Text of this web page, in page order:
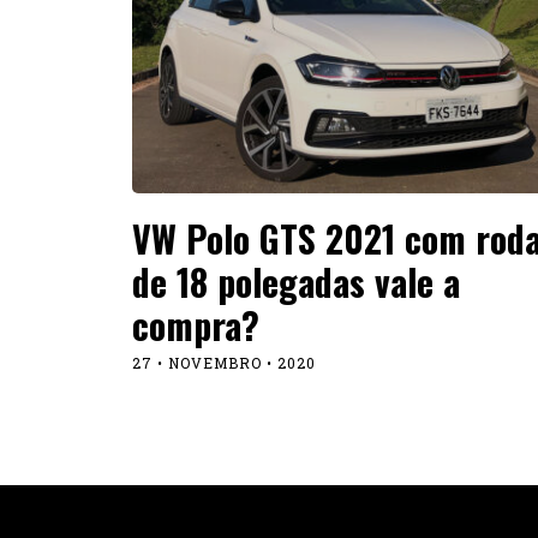
VW Polo GTS 2021 com
de 18 polegadas vale a
compra?
27 • NOVEMBRO • 2020